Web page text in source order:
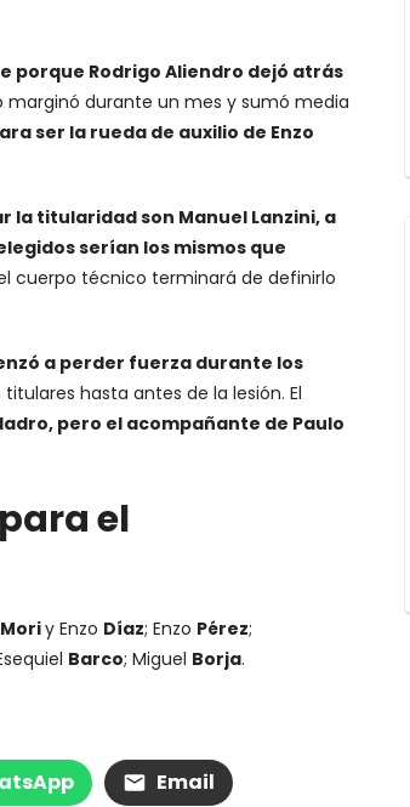
porque Rodrigo Aliendro dejó atrás
marginó durante un mes y sumó media
ser la rueda de auxilio de Enzo
la titularidad son Manuel Lanzini, a
serían los mismos que
cuerpo técnico terminará de definirlo
a perder fuerza durante los
hasta antes de la lesión. El
pero el acompañante de Paulo
el
y Enzo Díaz; Enzo Pérez;
Barco; Miguel Borja.
Email